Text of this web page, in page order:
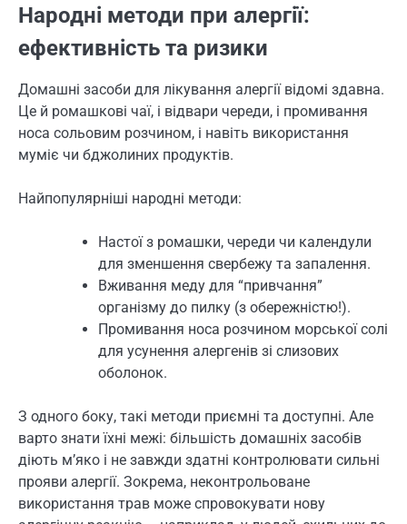
Народні методи при алергії:
ефективність та ризики
Домашні засоби для лікування алергії відомі здавна.
Це й ромашкові чаї, і відвари череди, і промивання
носа сольовим розчином, і навіть використання
муміє чи бджолиних продуктів.
Найпопулярніші народні методи:
Настої з ромашки, череди чи календули
для зменшення свербежу та запалення.
Вживання меду для “привчання”
організму до пилку (з обережністю!).
Промивання носа розчином морської солі
для усунення алергенів зі слизових
оболонок.
З одного боку, такі методи приємні та доступні. Але
варто знати їхні межі: більшість домашніх засобів
діють м’яко і не завжди здатні контролювати сильні
прояви алергії. Зокрема, неконтрольоване
використання трав може спровокувати нову